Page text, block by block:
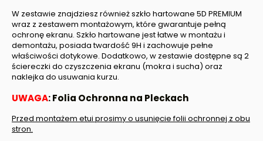
W zestawie znajdziesz również szkło hartowane 5D PREMIUM
wraz z zestawem montażowym, które gwarantuje pełną
ochronę ekranu. Szkło hartowane jest łatwe w montażu i
demontażu, posiada twardość 9H i zachowuje pełne
właściwości dotykowe. Dodatkowo, w zestawie dostępne są 2
ściereczki do czyszczenia ekranu (mokra i sucha) oraz
naklejka do usuwania kurzu.
UWAGA: Folia Ochronna na Pleckach
Przed montażem etui prosimy o usunięcie folii ochronnej z obu
stron.